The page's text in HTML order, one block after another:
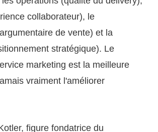
collaborateur), le
de vente) et la
stratégique). Le
marketing est la meilleure
vraiment l'améliorer
figure fondatrice du